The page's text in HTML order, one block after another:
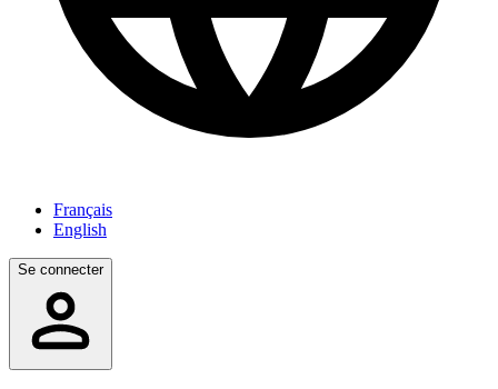
Français
English
Se connecter